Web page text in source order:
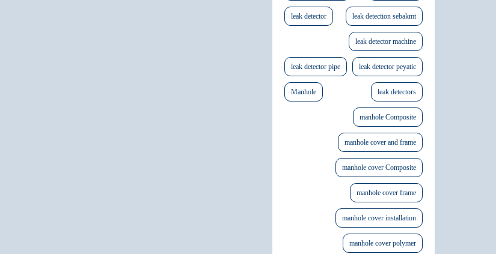
leak detection sebakmt
leak detector
leak detector machine
leak detector peyatic
leak detector pipe
leak detectors
Manhole
manhole Composite
manhole cover and frame
manhole cover Composite
manhole cover frame
manhole cover installation
manhole cover polymer